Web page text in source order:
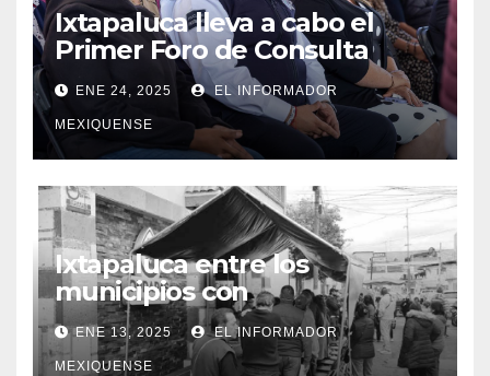
Ixtapaluca lleva a cabo el
Primer Foro de Consulta
Ciudadana»
ENE 24, 2025 EL INFORMADOR
MEXIQUENSE
Ixtapaluca entre los
municipios con
tarifas bajas en el servicio de
agua potable
ENE 13, 2025 EL INFORMADOR
MEXIQUENSE